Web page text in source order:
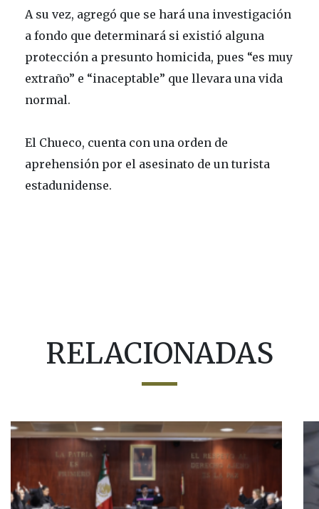
A su vez, agregó que se hará una investigación
a fondo que determinará si existió alguna
protección a presunto homicida, pues “es muy
extraño” e “inaceptable” que llevara una vida
normal.
El Chueco, cuenta con una orden de
aprehensión por el asesinato de un turista
estadunidense.
RELACIONADAS